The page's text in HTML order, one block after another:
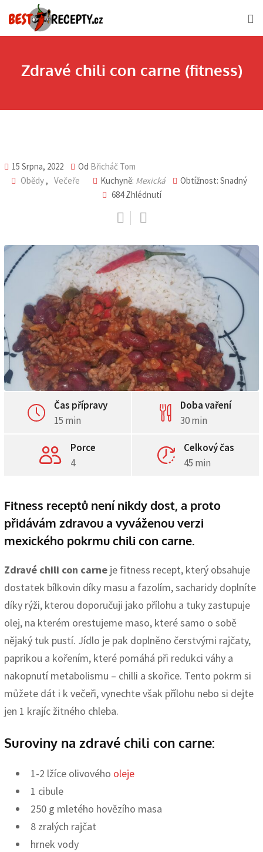
to
Zdravé chili con carne (fitness)
15 Srpna, 2022 Od Břicháč Tom
Obědy , Večeře Kuchyně: Mexická
Obtížnost: Snadný
684Zhlédnutí
Čas přípravy
15 min
Doba vaření
30 min
Porce
4
Celkový čas
45 min
Fitness receptů není nikdy dost, a proto
přidávám zdravou a vyváženou verzi
mexického pokrmu chili con carne.
Zdravé chili con carne je fitness recept, který obsahuje
dostatek bílkovin díky masu a fazolím, sacharidy doplníte
díky rýži, kterou doporučuji jako přílohu a tuky zastupuje
olej, na kterém orestujeme maso, které samo o sobě
nějaký tuk pustí. Jídlo je pak doplněno čerstvými rajčaty,
paprikou a kořením, které pomáhá při redukci váhy a
nakopnutí metabolismu – chilli a skořice. Tento pokrm si
můžete dát i k večeři, vynechte však přílohu nebo si dejte
jen 1 krajíc žitného chleba.
Suroviny na zdravé chili con carne:
1-2 lžíce olivového oleje
1 cibule
250 g mletého hovězího masa
8 zralých rajčat
hrnek vody